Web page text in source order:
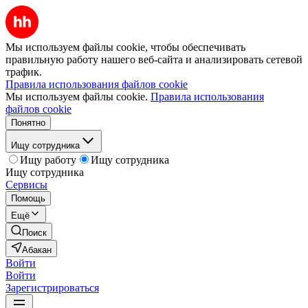
Мы используем файлы cookie, чтобы обеспечивать
правильную работу нашего веб-сайта и анализировать сетевой
трафик.
Правила использования файлов cookie
Мы используем файлы cookie. Правила использования
файлов cookie
Понятно
Ищу сотрудника
Ищу работу
Ищу сотрудника
Ищу сотрудника
Сервисы
Помощь
Ещё
Поиск
Абакан
Войти
Войти
Зарегистрироваться